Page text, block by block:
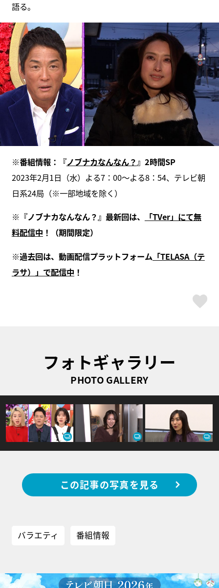
語る。
※番組情報：『ノブナカなんなん？』2時間SP
2023年2月1日（水）よる7：00～よる8：54、テレビ朝
日系24局（※一部地域を除く）
※『ノブナカなんなん？』最新回は、
「TVer」にて無
料配信中 ！（期間限定）
※過去回は、動画配信プラットフォーム 「TELASA（テ
ラサ）」で配信中 ！
フォトギャラリー
PHOTO GALLERY
この記事の写真を見る
バラエティ 番組情報